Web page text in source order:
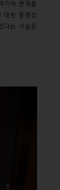
거와 현재를
대한 동영상
다는 사실은